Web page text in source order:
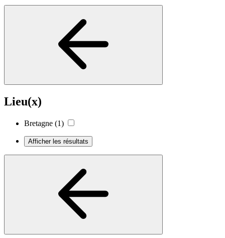
Lieu(x)
Bretagne (1)
Afficher les résultats